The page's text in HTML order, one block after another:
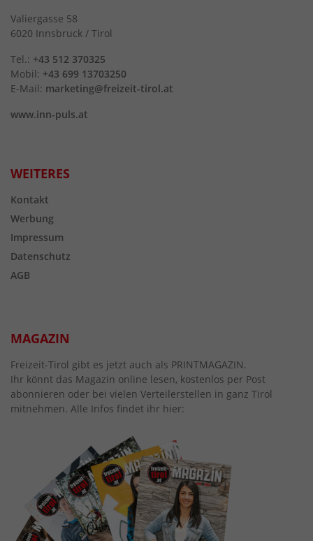
Valiergasse 58
6020 Innsbruck / Tirol
Tel.: +43 512 370325
Mobil: +43 699 13703250
E-Mail: marketing@freizeit-tirol.at
www.inn-puls.at
WEITERES
Kontakt
Werbung
Impressum
Datenschutz
AGB
MAGAZIN
Freizeit-Tirol gibt es jetzt auch als PRINTMAGAZIN.
Ihr könnt das Magazin online lesen, kostenlos per Post
abonnieren oder bei vielen Verteilerstellen in ganz Tirol
mitnehmen. Alle Infos findet ihr hier: